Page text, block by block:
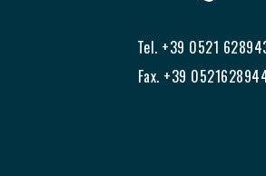
Tel. +39 0521
Fax. +39